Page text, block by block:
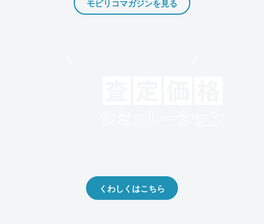
モビリコマガジンを見る
くわしくはこちら